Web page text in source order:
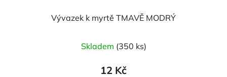
Vývazek k myrtě TMAVĚ MODRÝ
Skladem (350 ks)
12 Kč